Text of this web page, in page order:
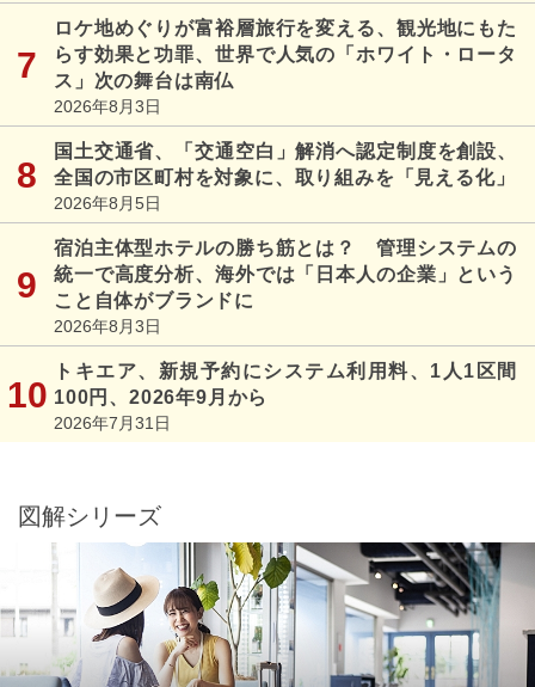
ロケ地めぐりが富裕層旅行を変える、観光地にもた
らす効果と功罪、世界で人気の「ホワイト・ロータ
ス」次の舞台は南仏
2026年8月3日
国土交通省、「交通空白」解消へ認定制度を創設、
全国の市区町村を対象に、取り組みを「見える化」
2026年8月5日
宿泊主体型ホテルの勝ち筋とは？ 管理システムの
統一で高度分析、海外では「日本人の企業」という
こと自体がブランドに
2026年8月3日
トキエア、新規予約にシステム利用料、1人1区間
100円、2026年9月から
2026年7月31日
図解シリーズ